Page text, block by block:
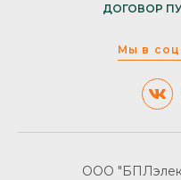
ДОГОВОР
Мы в
ООО